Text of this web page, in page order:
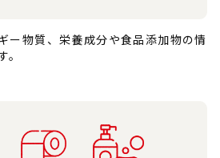
ー物質、栄養成分や食品添加物の情